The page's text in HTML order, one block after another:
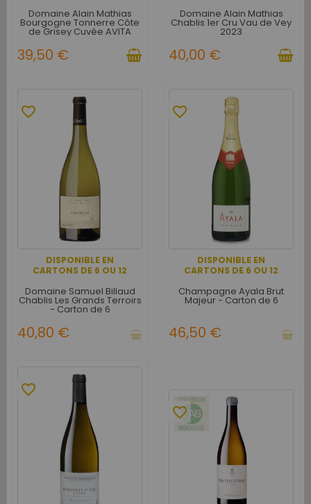
Domaine Alain Mathias
Bourgogne Tonnerre Côte
de Grisey Cuvée AVITA
Blanc 2022
39,50 €
Domaine Alain Mathias
Chablis 1er Cru Vau de Vey
2023
40,00 €
DISPONIBLE EN
CARTONS DE 6 OU 12
favorite_border
Domaine Samuel Billaud
Chablis Les Grands Terroirs
- Carton de 6
40,80 €
DISPONIBLE EN
CARTONS DE 6 OU 12
favorite_border
Champagne Ayala Brut
Majeur - Carton de 6
46,50 €
favorite_border
favorite_border